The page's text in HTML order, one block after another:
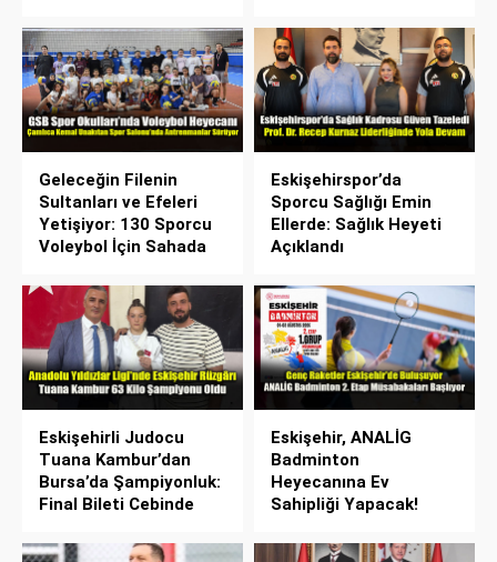
Geleceğin Filenin
Sultanları ve Efeleri
Yetişiyor: 130 Sporcu
Voleybol İçin Sahada
Eskişehirspor’da
Sporcu Sağlığı Emin
Ellerde: Sağlık Heyeti
Açıklandı
Eskişehirli Judocu
Tuana Kambur’dan
Bursa’da Şampiyonluk:
Final Bileti Cebinde
Eskişehir, ANALİG
Badminton
Heyecanına Ev
Sahipliği Yapacak!